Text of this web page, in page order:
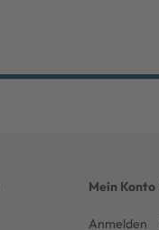
Mein Konto
Anmelden